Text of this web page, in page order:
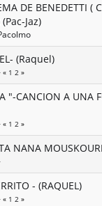
DE BENEDETTI (
Jaz)
(Raquel)
« 1 2 »
"-CANCION A UNA
« 1 2 »
NANA
- (RAQUEL)
« 1 2 »